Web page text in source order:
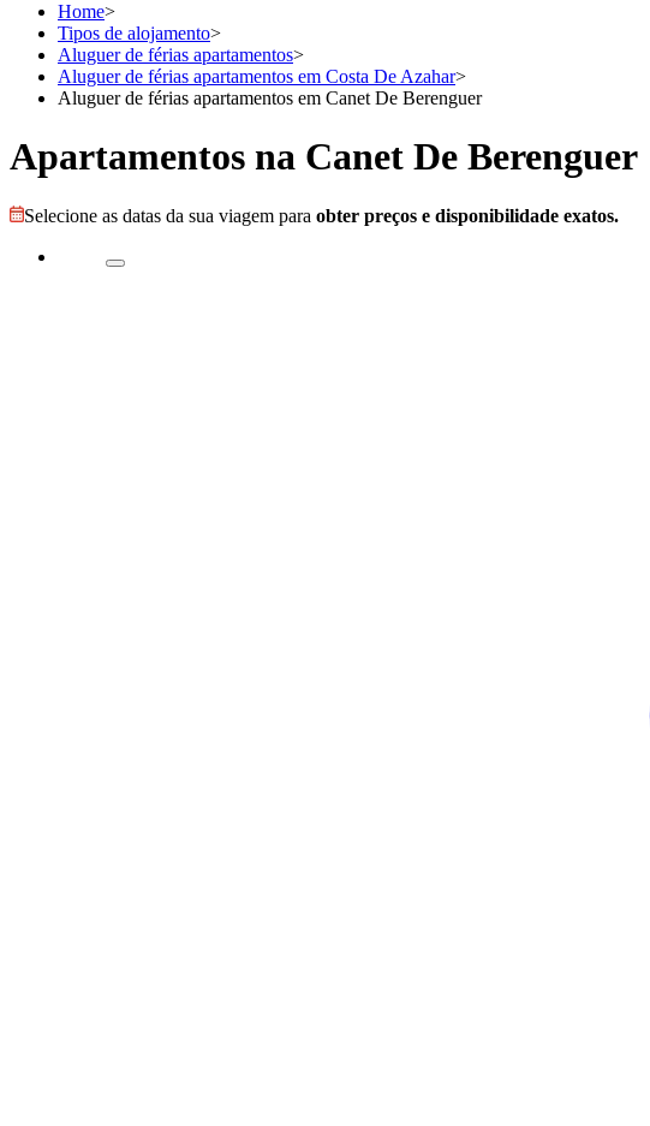
Home>
Tipos de alojamento>
Aluguer de férias apartamentos>
Aluguer de férias apartamentos em Costa De Azahar>
Aluguer de férias apartamentos em Canet De Berenguer
Apartamentos na Canet De Berenguer
Selecione as datas da sua viagem para obter preços e disponibilidade exatos.